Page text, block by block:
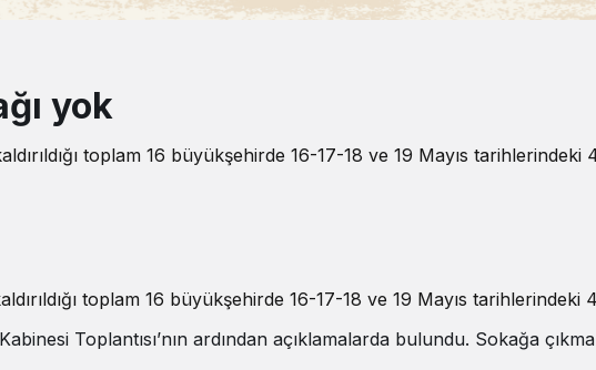
yok
toplam 16 büyükşehirde 16-17-18 ve 19 Mayıs
toplam 16 büyükşehirde 16-17-18 ve 19 Mayıs
Toplantısı’nın ardından açıklamalarda bulundu. Sokağa